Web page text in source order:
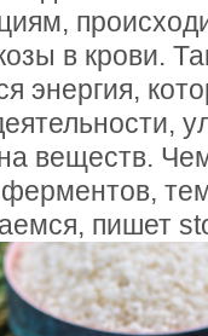
в крови.
энергия,
веществ.
пишет